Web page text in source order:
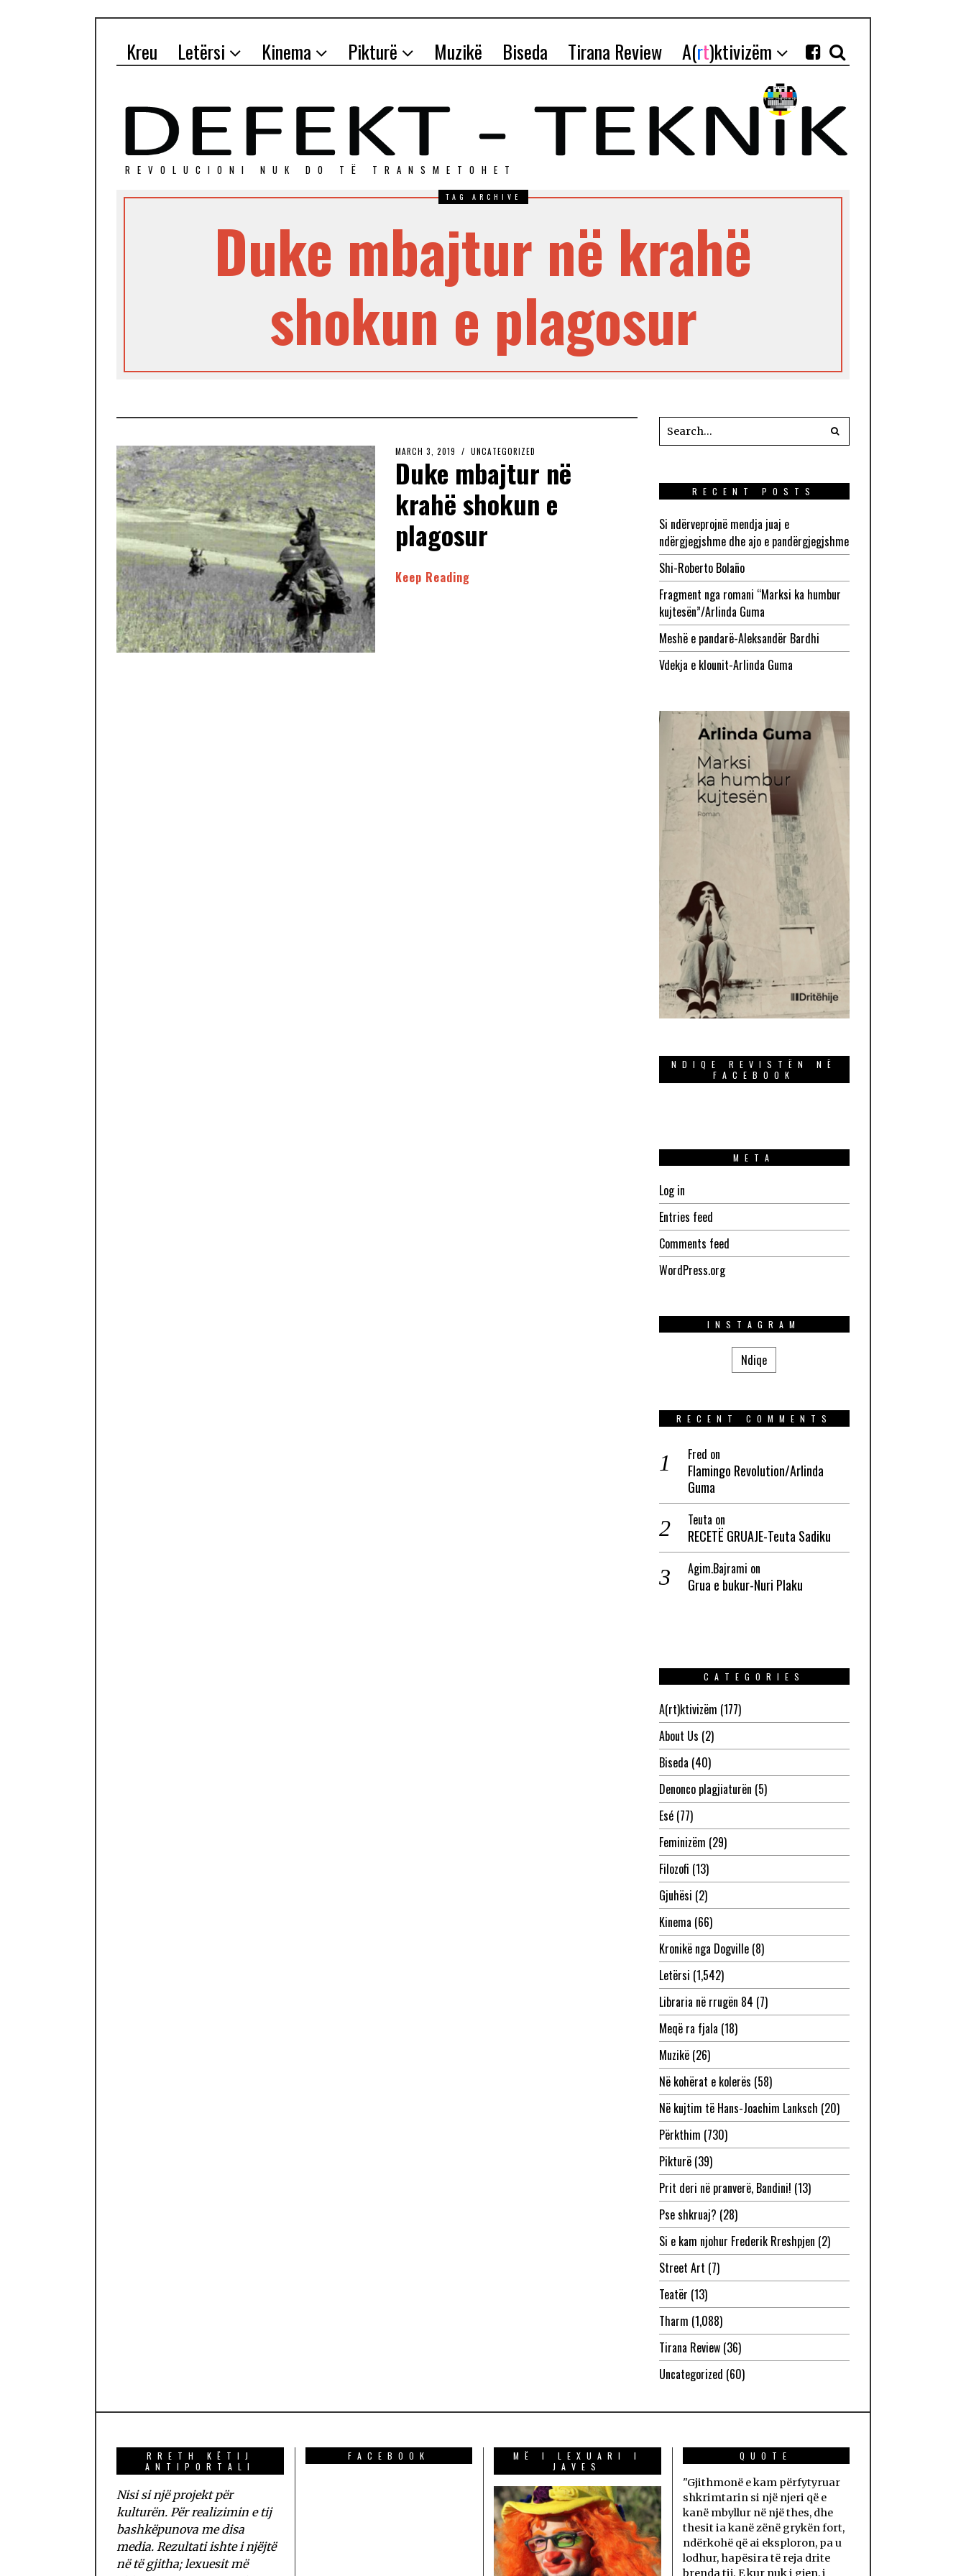
Kreu Letërsi Kinema Pikturë Muzikë Biseda Tirana Review A(rt)ktivizëm
REVOLUCIONI NUK DO TЁ TRANSMETOHET
TAG ARCHIVE
Duke mbajtur në krahë
shokun e plagosur
MARCH 3, 2019 UNCATEGORIZED
Duke mbajtur në
krahë shokun e
plagosur
Keep Reading
RECENT POSTS
Si ndërveprojnë mendja juaj e
ndërgjegjshme dhe ajo e pandërgjegjshme
Shi-Roberto Bolaño
Fragment nga romani “Marksi ka humbur
kujtesën”/Arlinda Guma
Meshë e pandarë-Aleksandër Bardhi
Vdekja e klounit-Arlinda Guma
NDIQE REVISTËN NË
FACEBOOK
META
Log in
Entries feed
Comments feed
WordPress.org
INSTAGRAM
Ndiqe
RECENT COMMENTS
Fred on
Flamingo Revolution/Arlinda
Guma
Teuta on
RECETË GRUAJE-Teuta Sadiku
Agim.Bajrami on
Grua e bukur-Nuri Plaku
CATEGORIES
A(rt)ktivizëm (177)
About Us (2)
Biseda (40)
Denonco plagjiaturën (5)
Esé(77)
Feminizëm (29)
Filozofi (13)
Gjuhësi (2)
Kinema (66)
Kronikë nga Dogville(8)
Letërsi (1,542)
Libraria në rrugën 84 (7)
Meqë ra fjala (18)
Muzikë(26)
Në kohërat e kolerës (58)
Në kujtim të Hans-Joachim Lanksch (20)
Përkthim (730)
Pikturë(39)
Prit deri në pranverë, Bandini! (13)
Pse shkruaj? (28)
Si e kam njohur Frederik Rreshpjen (2)
Street Art (7)
Teatër (13)
Tharm (1,088)
Tirana Review(36)
Uncategorized (60)
RRETH KËTIJ
ANTIPORTALI
Nisi si një projekt për
kulturën. Për realizimin e tij
bashkëpunova me disa
media. Rezultati ishte i njëjtë
në të gjitha; lexuesit më
FACEBOOK
MË I LEXUARI I
JAVES
QUOTE
"Gjithmonë e kam përfytyruar
shkrimtarin si një njeri që e
kanë mbyllur në një thes, dhe
thesit ia kanë zënë grykën fort,
ndërkohë që ai eksploron, pa u
lodhur, hapësira të reja drite